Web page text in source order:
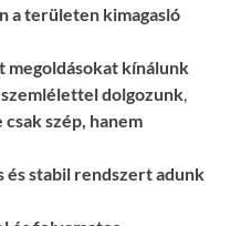
a területen kimagasló
megoldásokat kínálunk
dolgozunk,
szép, hanem
és stabil rendszert adunk